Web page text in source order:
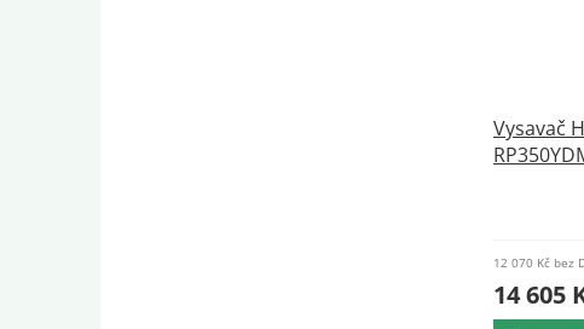
Vysavač
12 070 Kč bez
14 605